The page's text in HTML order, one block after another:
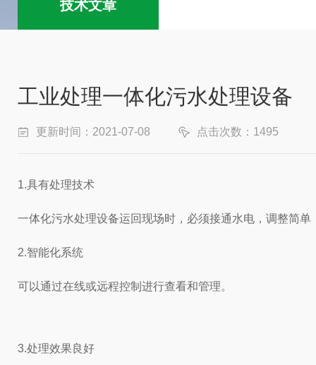
技术文章
工业处理一体化污水处理设备
更新时间：2021-07-08 点击次数：1495
1.具有处理技术
一体化污水处理设备运回现场时，必须接通水电，调整简
2.智能化系统
可以通过在线或远程控制进行查看和管理。
3.处理效果良好